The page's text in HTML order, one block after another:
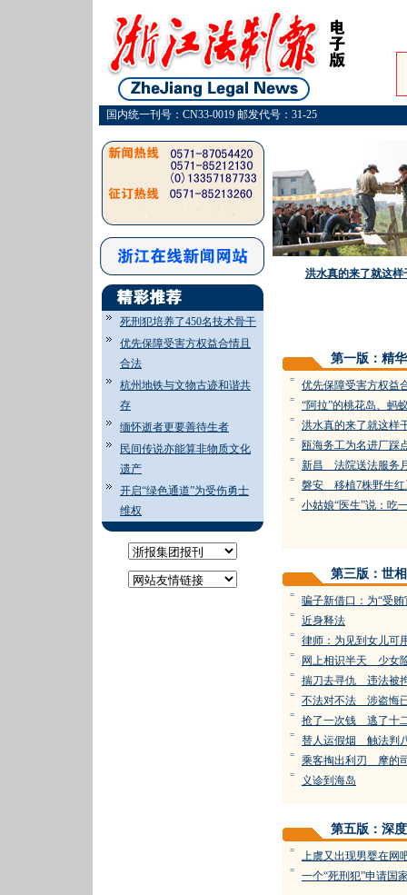
国内统一刊号：CN33-0019 邮发代号：31-25
死刑犯培养了450名技术骨干
优先保障受害方权益合情且
合法
杭州地铁与文物古迹和谐共
存
缅怀逝者更要善待生者
民间传说亦能算非物质文化
遗产
开启“绿色通道”为受伤勇士
维权
洪水真的来了就这样
第一版：精
= 优先保障受害方权益
= “阿拉”的桃花岛、蚂
= 洪水真的来了就这样
= 瓯海务工为名进厂踩
= 新昌 法院送法服务
= 磐安 移植7株野生红
= 小姑娘“医生”说：吃
第三版：世相
= 骗子新借口：为“受贿
= 近身释法
= 律师：为见到女儿可
= 网上相识半天 少女
= 揣刀去寻仇 违法被
= 不法对不法 涉盗悔
= 抢了一次钱 逃了十
= 替人运假烟 触法判
= 乘客掏出利刃 摩的
= 义诊到海岛
第五版：深度
= 上虞又出现男婴在网
= 一个“死刑犯”申请国